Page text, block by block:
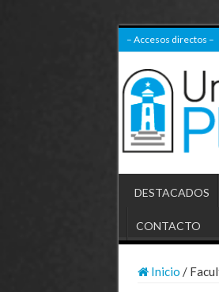
– Accesos directos –
DESTACADOS
CONTACTO
Inicio /